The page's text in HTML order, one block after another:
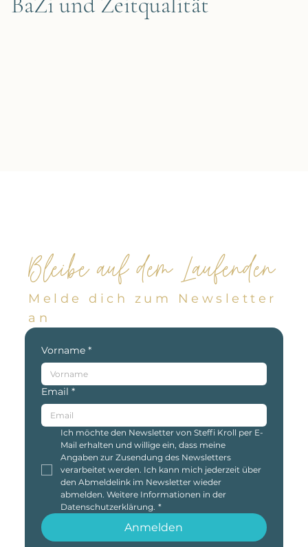
BaZi und Zeitqualität
Bleibe auf dem Laufenden
Melde dich zum Newsletter
Vorname *
Email *
Ich möchte den Newsletter von Steffi Kroll per E-
Mail erhalten und willige ein, dass meine
Angaben zur Zusendung des Newsletters
verarbeitet werden. Ich kann mich jederzeit über
den Abmeldelink im Newsletter wieder
abmelden. Weitere Informationen in der
Datenschutzerklärung. *